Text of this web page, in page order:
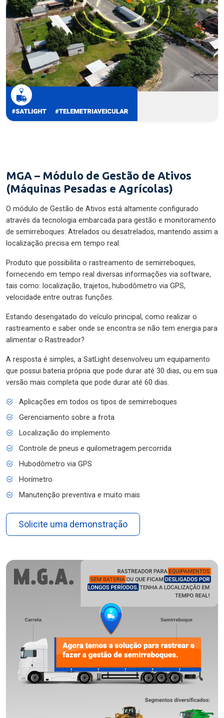
MGA – Módulo de Gestão de Ativos
(Máquinas Pesadas e Agrícolas)
O módulo de Gestão de Ativos está altamente configurado
através da tecnologia embarcada para gestão e monitoramento
de semirreboques: Atrelados ou desatrelados, mantendo assim a
localização precisa em tempo real.
Produto que possibilita o rastreamento de semirreboques,
fornecendo em tempo real diversas informações via software,
tais como: localização, trajetos, hubodômetro via GPS,
velocidade entre outras funções.
Estando desengatado do veículo principal, como realizar o
rastreamento e saber onde se encontra se não tem energia para
alimentar o Rastreador?
A resposta é simples, a SatLight desenvolveu um equipamento
que possui bateria própria que pode durar até 30 dias, ou em sua
versão mais completa que pode durar até 60 dias.
Aplicações em todos os tipos de semirreboques
Gerenciamento sobre a frota
Localização do implemento
Controle de pneus e quilometragem percorrida
Hubodômetro via GPS
Horímetro
Manutenção preventiva e muito mais
Solicite uma demonstração